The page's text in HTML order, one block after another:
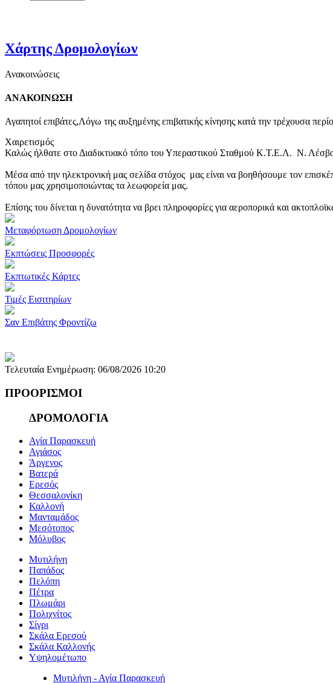
Χάρτης Δρομολογίων
Ανακοινώσεις
ΑΝΑΚΟΙΝΩΣΗ
Αγαπητοί επιβάτες,Λόγω της αυξημένης επιβατικής κίνησης κατά την τρέχουσα
Χαιρετισμός
Καλώς ήλθατε στο Διαδικτυακό τόπο του Υπεραστικού Σταθμού Κ.Τ.Ε.Λ. Ν.
Μέσα από την ηλεκτρονική μας σελίδα στόχος μας είναι να βοηθήσουμε τον
τόπου μας χρησιμοποιώντας τα λεωφορεία μας.
Επίσης του δίνεται η δυνατότητα να βρει πληροφορίες για αεροπορικά και
Μεταφόρτωση Δρομολογίων
Εκπτώσεις Προσφορές
Εκπτωτικές Κάρτες
Τιμές Εισιτηρίων
Σαν Επιβάτης Φροντίζω
Τελευταία Ενημέρωση: 06/08/2026 10:20
ΠΡΟΟΡΙΣΜΟΙ
ΔΡΟΜΟΛΟΓΙΑ
Αγία Παρασκευή
Αγιάσος
Άργενος
Βατερά
Ερεσός
Θεσσαλονίκη
Καλλονή
Μανταμάδος
Μεσότοπος
Μόλυβος
Μυτιλήνη
Παπάδος
Πελόπη
Πέτρα
Πλωμάρι
Πολιχνίτος
Σίγρι
Σκάλα Ερεσού
Σκάλα Καλλονής
Υψηλομέτωπο
Μυτιλήνη - Αγία Παρασκευή